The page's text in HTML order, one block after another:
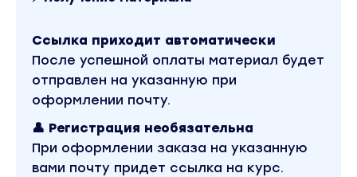
Первый модуль: семантика, выбор ниши
Тренды и evergreen-ниши.
Примеры свободных ниш. Куда заходить?
Товары и категории. Фактическая
доходность.
Ссылка приходит автоматически
После успешной оплаты материал будет
отправлен на указанную при
оформлении почту.
👤 Регистрация необязательна
При оформлении заказа на указанную
вами почту придет ссылка на курс.